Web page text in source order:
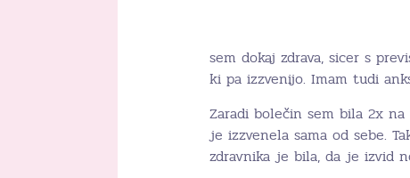
sem dokaj zdrava, sicer s
ki pa izzvenijo. Imam tudi
Zaradi bolečin sem bila 2x
je izzvenela sama od sebe.
zdravnika je bila, da je izvid